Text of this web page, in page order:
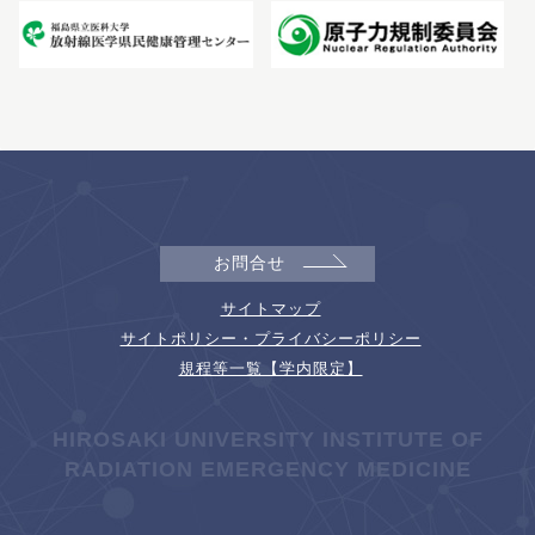
お問合せ
サイトマップ
サイトポリシー・プライバシーポリシー
規程等一覧【学内限定】
HIROSAKI UNIVERSITY INSTITUTE OF
RADIATION EMERGENCY MEDICINE